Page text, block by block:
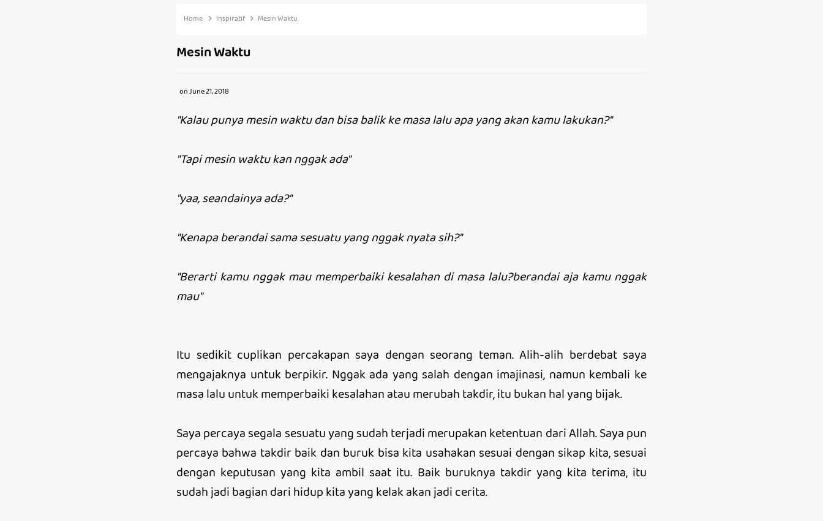
Home Inspiratif Mesin Waktu
Mesin Waktu
onJune 21, 2018
"Kalau punya mesin waktu dan bisa balik ke masa lalu apa yang akan kamu lakukan?"
"Tapi mesin waktu kan nggak ada"
"yaa, seandainya ada?"
"Kenapa berandai sama sesuatu yang nggak nyata sih?"
"Berarti kamu nggak mau memperbaiki kesalahan di masa lalu?berandai aja kamu nggak
mau"
Itu sedikit cuplikan percakapan saya dengan seorang teman. Alih-alih berdebat saya
mengajaknya untuk berpikir. Nggak ada yang salah dengan imajinasi, namun kembali ke
masa lalu untuk memperbaiki kesalahan atau merubah takdir, itu bukan hal yang bijak.
Saya percaya segala sesuatu yang sudah terjadi merupakan ketentuan dari Allah. Saya pun
percaya bahwa takdir baik dan buruk bisa kita usahakan sesuai dengan sikap kita, sesuai
dengan keputusan yang kita ambil saat itu. Baik buruknya takdir yang kita terima, itu
sudah jadi bagian dari hidup kita yang kelak akan jadi cerita.